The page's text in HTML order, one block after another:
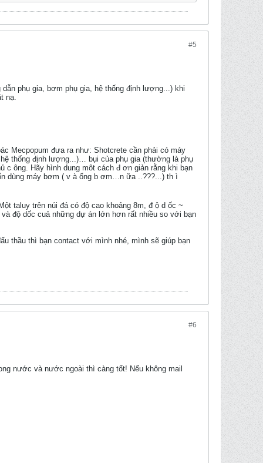
#5
phụ gia, bơm phụ gia, hệ thống định lượng...) khi
nạ.
Mecpopum đưa ra như: Shotcrete cần phải có máy
thống định lượng...)… bụi của phụ gia (thường là phụ
ông. Hãy hình dung môt cách đ ơn giản rằng khi bạn
dùng máy bơm ( v à ống b ơm…n ữa ..???...) th ì
taluy trên núi đá có độ cao khoảng 8m, đ ộ d ốc ~
độ dốc cuả những dự án lớn hơn rất nhiều so với bạn
thầu thì bạn contact với mình nhé, mình sẽ giúp bạn
#6
nước và nước ngoài thì càng tốt! Nếu không mail